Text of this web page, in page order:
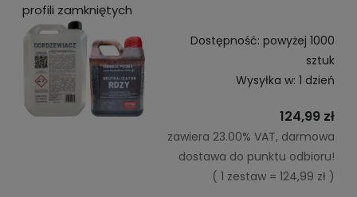
profili zamkniętych
Dostępność: powyżej 1000
sztuk
Wysyłka w: 1 dzień
124,99 zł
zawiera 23.00% VAT, darmowa
dostawa do punktu odbioru!
( 1 zestaw = 124,99 zł )